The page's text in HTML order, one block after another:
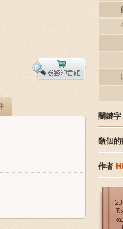
關鍵字
類似的
作者